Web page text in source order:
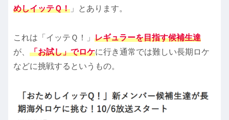
めしイッテＱ！ 」とあります。
これは「イッテＱ！」 レギュラーを目指す候補生達
が、 「お試し」でロケに行き通常では難しい長期ロケ
などに挑戦するというもの。